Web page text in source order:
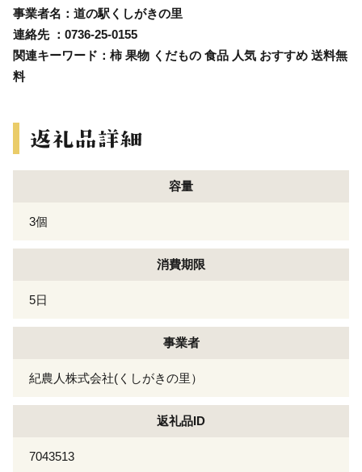
事業者名：道の駅くしがきの里
連絡先 ：0736-25-0155
関連キーワード：柿 果物 くだもの 食品 人気 おすすめ 送料無
料
容量
3個
消費期限
5日
事業者
紀農人株式会社(くしがきの里）
返礼品ID
7043513